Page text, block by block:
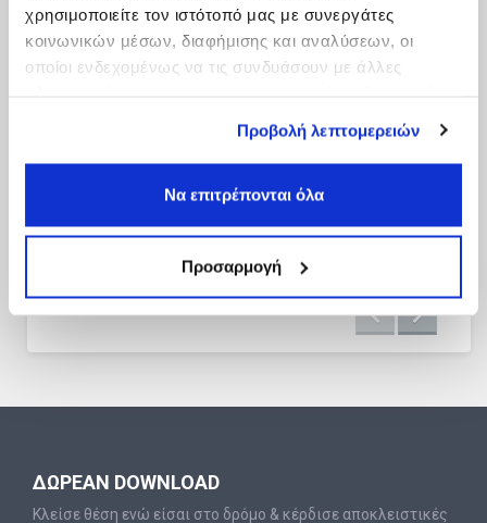
χρησιμοποιείτε τον ιστότοπό μας με συνεργάτες
κοινωνικών μέσων, διαφήμισης και αναλύσεων, οι
οποίοι ενδεχομένως να τις συνδυάσουν με άλλες
Προβολή λεπτομερειών
Να επιτρέπονται όλα
Προσαρμογή
ΔΩΡΕΑΝ DOWNLOAD
Κλείσε θέση ενώ είσαι στο δρόμο & κέρδισε αποκλειστικές